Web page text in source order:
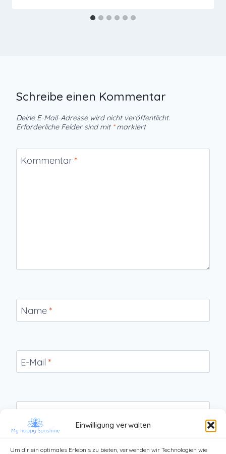
Einwilligung verwalten
Um dir ein optimales Erlebnis zu bieten, verwenden wir Technologien wie
Schreibe einen Kommentar
Deine E-Mail-Adresse wird nicht veröffentlicht.
Erforderliche Felder sind mit *markiert
Kommentar *
Name *
E-Mail *